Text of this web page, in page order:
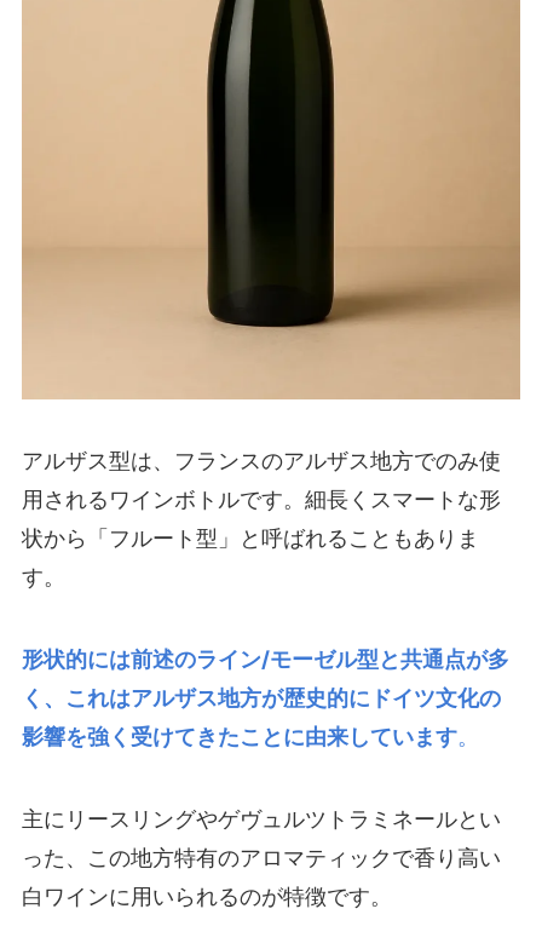
アルザス型は、フランスのアルザス地方でのみ使
用されるワインボトルです。細長くスマートな形
状から「フルート型」と呼ばれることもありま
す。
形状的には前述のライン/モーゼル型と共通点が多
く、これはアルザス地方が歴史的にドイツ文化の
影響を強く受けてきたことに由来しています。
主にリースリングやゲヴュルツトラミネールとい
った、この地方特有のアロマティックで香り高い
白ワインに用いられるのが特徴です。